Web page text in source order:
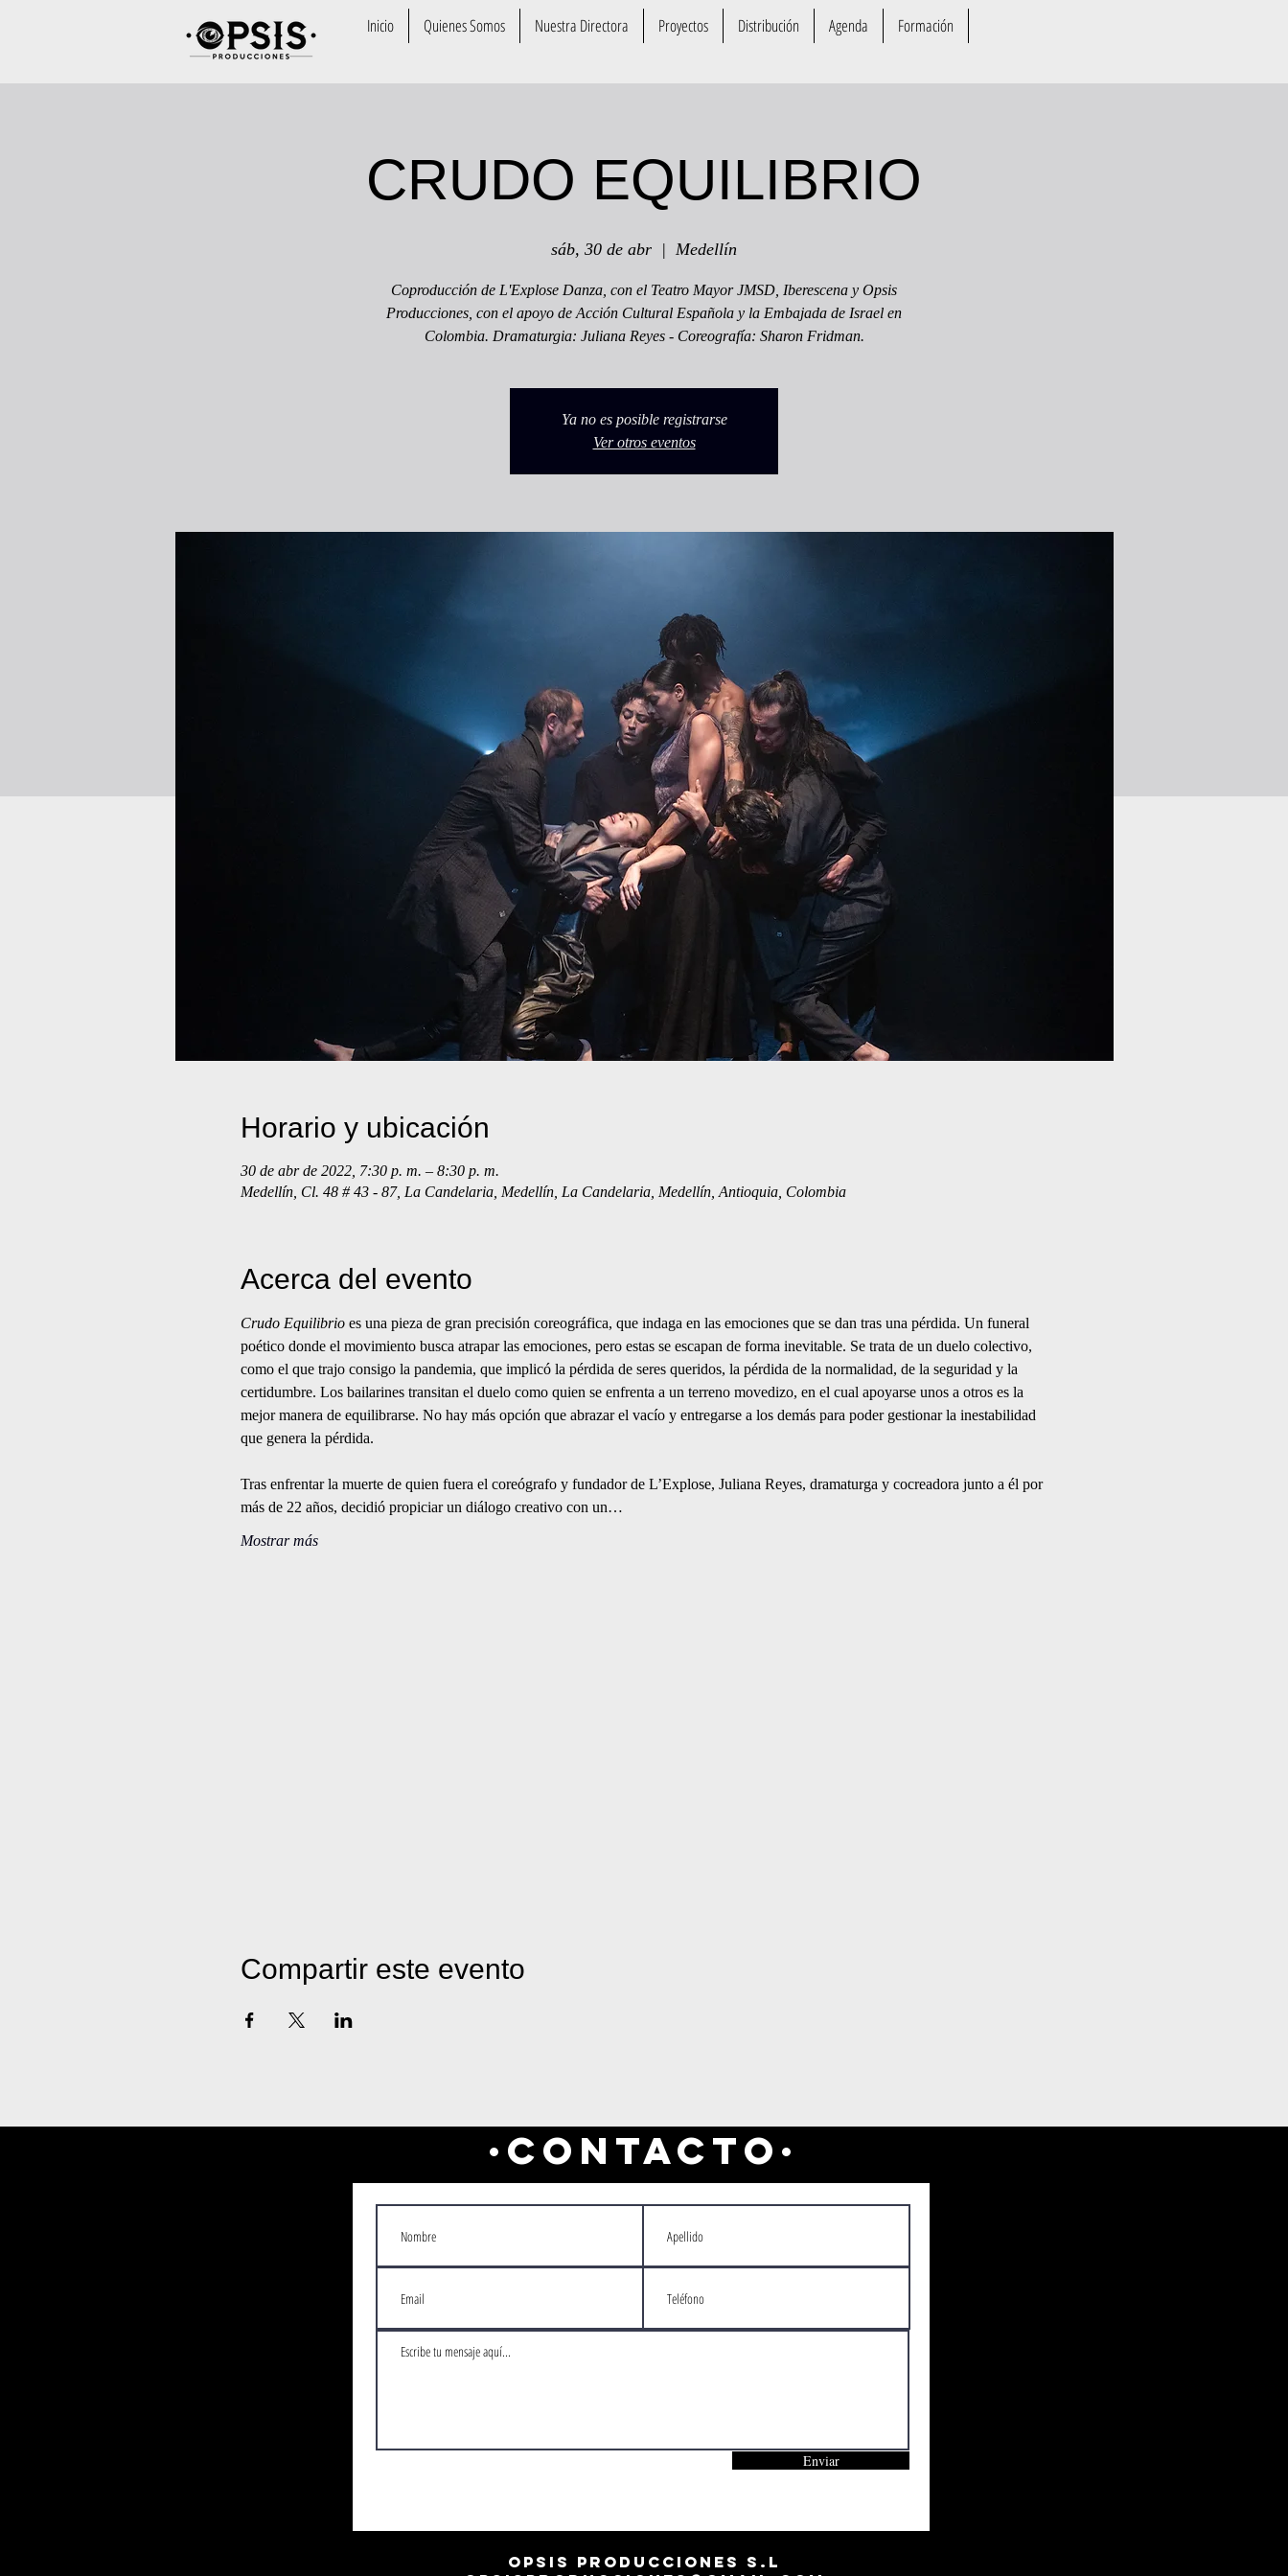
Inicio Quienes Somos Nuestra Directora Proyectos Distribución Agenda Formación
CRUDO EQUILIBRIO
sáb, 30 de abr
  |
Medellín
Coproducción de L'Explose Danza, con el Teatro Mayor JMSD, Iberescena y Opsis
Producciones, con el apoyo de Acción Cultural Española y la Embajada de Israel en
Colombia. Dramaturgia: Juliana Reyes - Coreografía: Sharon Fridman.
Ya no es posible registrarse
Ver otros eventos
Horario y ubicación
30 de abr de 2022, 7:30 p. m. – 8:30 p. m.
Medellín, Cl. 48 # 43 - 87, La Candelaria, Medellín, La Candelaria, Medellín, Antioquia, Colombia
Acerca del evento
Crudo Equilibrio es una pieza de gran precisión coreográfica, que indaga en las emociones que se dan tras una pérdida. Un funeral
poético donde el movimiento busca atrapar las emociones, pero estas se escapan de forma inevitable. Se trata de un duelo colectivo,
como el que trajo consigo la pandemia, que implicó la pérdida de seres queridos, la pérdida de la normalidad, de la seguridad y la
certidumbre. Los bailarines transitan el duelo como quien se enfrenta a un terreno movedizo, en el cual apoyarse unos a otros es la
mejor manera de equilibrarse. No hay más opción que abrazar el vacío y entregarse a los demás para poder gestionar la inestabilidad
que genera la pérdida.
Tras enfrentar la muerte de quien fuera el coreógrafo y fundador de L’Explose, Juliana Reyes, dramaturga y cocreadora junto a él por
más de 22 años, decidió propiciar un diálogo creativo con un…
Mostrar más
Compartir este evento
·CONTACTO·
Enviar
Opsis Producciones S.L